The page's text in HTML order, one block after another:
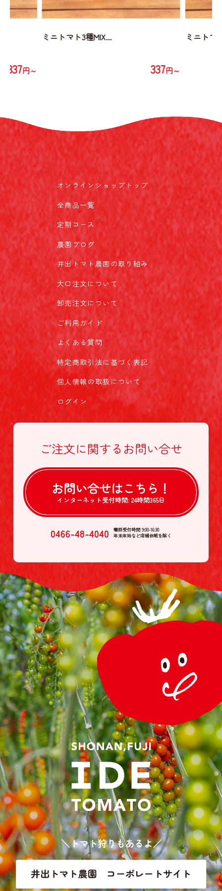
337円～
ミニトマト3種MIX...
337円～
ミニトマ
オンラインショップトップ
全商品一覧
定期コース
農園ブログ
井出トマト農園の取り組み
大口注文について
卸売注文について
ご利用ガイド
よくある質問
特定商取引法に基づく表記
個人情報の取扱について
ログイン
ご注文に関する お問い合せ
お問い合せはこちら！
インターネット受付時間: 24時間365日
0466-48-4040
電話受付時間 9:00-16:30
年末年始など店舗休暇を除く